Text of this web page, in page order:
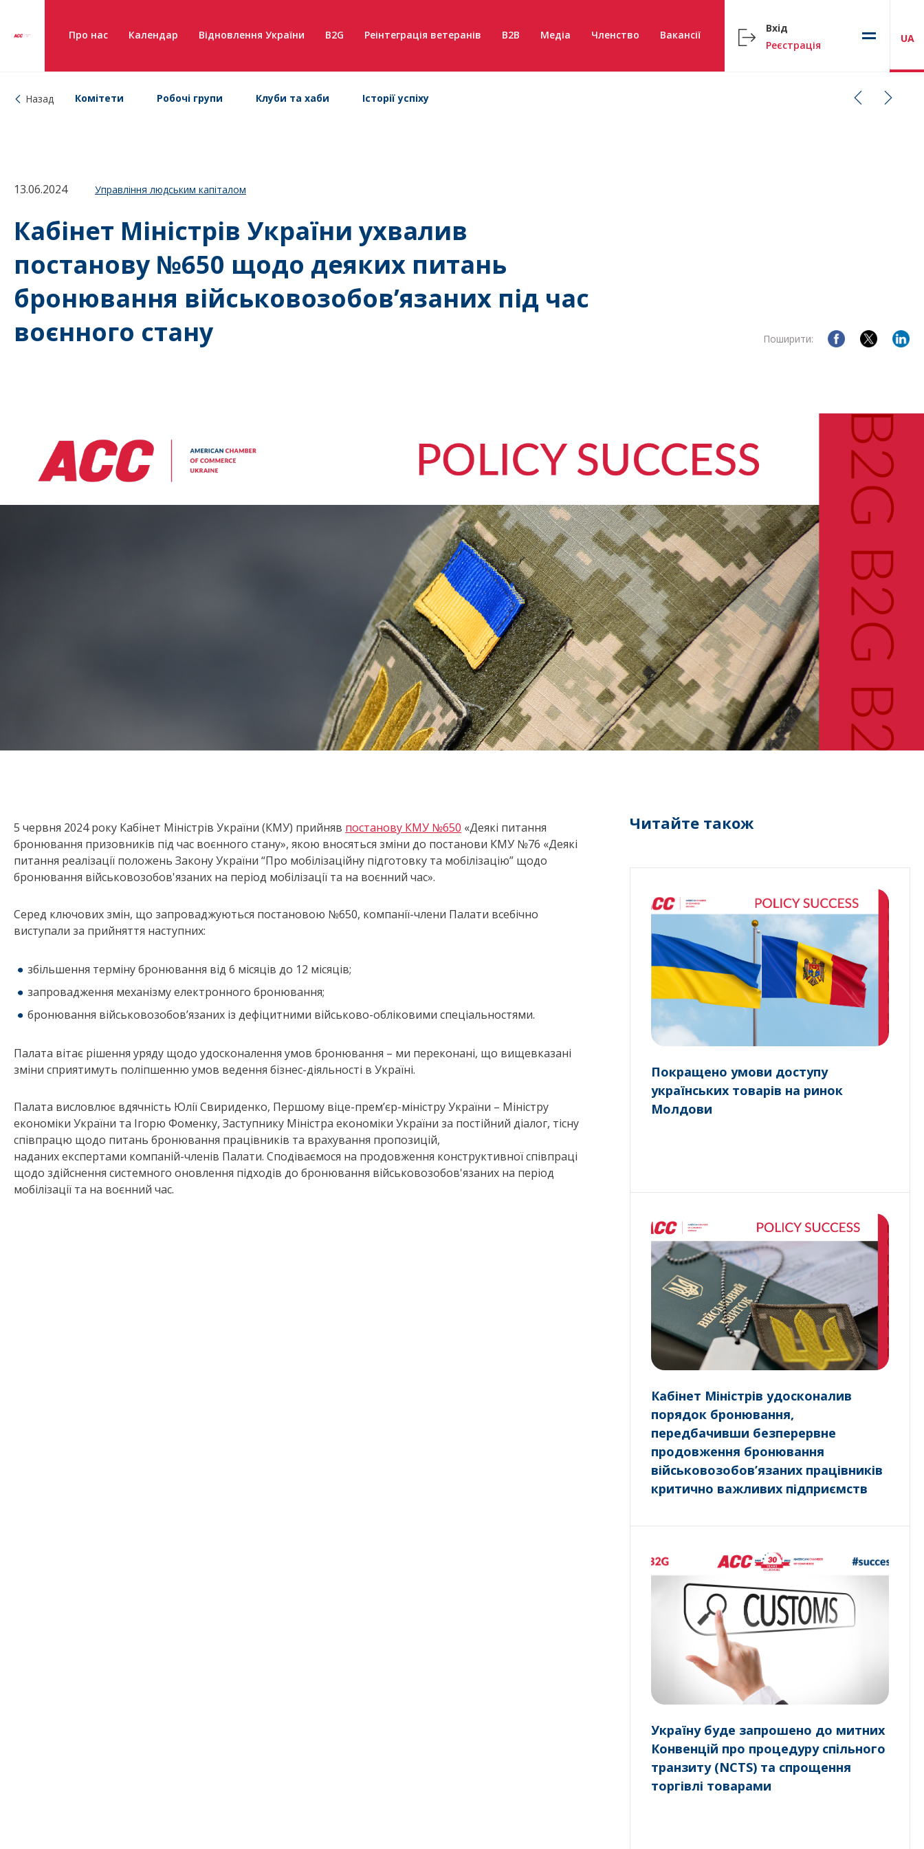
Про нас Календар Відновлення України B2G Реінтеграція ветеранів B2B Медіа Членство Вакансії
Вхід
Реєстрація
UA
Назад Комітети Робочі групи Клуби та хаби Історії успіху
13.06.2024 Управління людським капіталом
Кабінет Міністрів України ухвалив
постанову №650 щодо деяких питань
бронювання військовозобов’язаних під час
воєнного стану
Поширити:
5 червня 2024 року Кабінет Міністрів України (КМУ) прийняв постанову КМУ №650 «Деякі питання
бронювання призовників під час воєнного стану», якою вносяться зміни до постанови КМУ №76 «Деякі
питання реалізації положень Закону України “Про мобілізаційну підготовку та мобілізацію” щодо
бронювання військовозобов'язаних на період мобілізації та на воєнний час».
Серед ключових змін, що запроваджуються постановою №650, компанії-члени Палати всебічно
виступали за прийняття наступних:
збільшення терміну бронювання від 6 місяців до 12 місяців;
запровадження механізму електронного бронювання;
бронювання військовозобов’язаних із дефіцитними військово-обліковими спеціальностями.
Палата вітає рішення уряду щодо удосконалення умов бронювання – ми переконані, що вищевказані
зміни сприятимуть поліпшенню умов ведення бізнес-діяльності в Україні.
Палата висловлює вдячність Юлії Свириденко, Першому віце-прем’єр-міністру України – Міністру
економіки України та Ігорю Фоменку, Заступнику Міністра економіки України за постійний діалог, тісну
співпрацю щодо питань бронювання працівників та врахування пропозицій,
наданих експертами компаній-членів Палати. Сподіваємося на продовження конструктивної співпраці
щодо здійснення системного оновлення підходів до бронювання військовозобов'язаних на період
мобілізації та на воєнний час.
Читайте також
Покращено умови доступу
українських товарів на ринок
Молдови
Кабінет Міністрів удосконалив
порядок бронювання,
передбачивши безперервне
продовження бронювання
військовозобов’язаних працівників
критично важливих підприємств
Україну буде запрошено до митних
Конвенцій про процедуру спільного
транзиту (NCTS) та спрощення
торгівлі товарами